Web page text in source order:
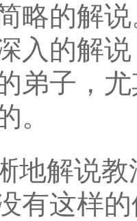
略的解
入的解
弟子，
。
地解说
有这样